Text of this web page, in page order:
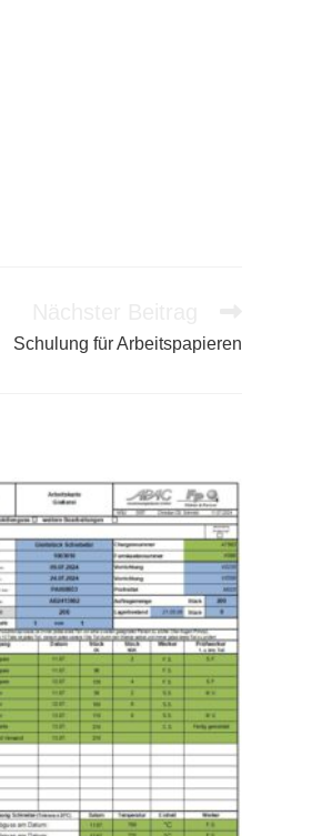
Schulung für Arbeitspapieren